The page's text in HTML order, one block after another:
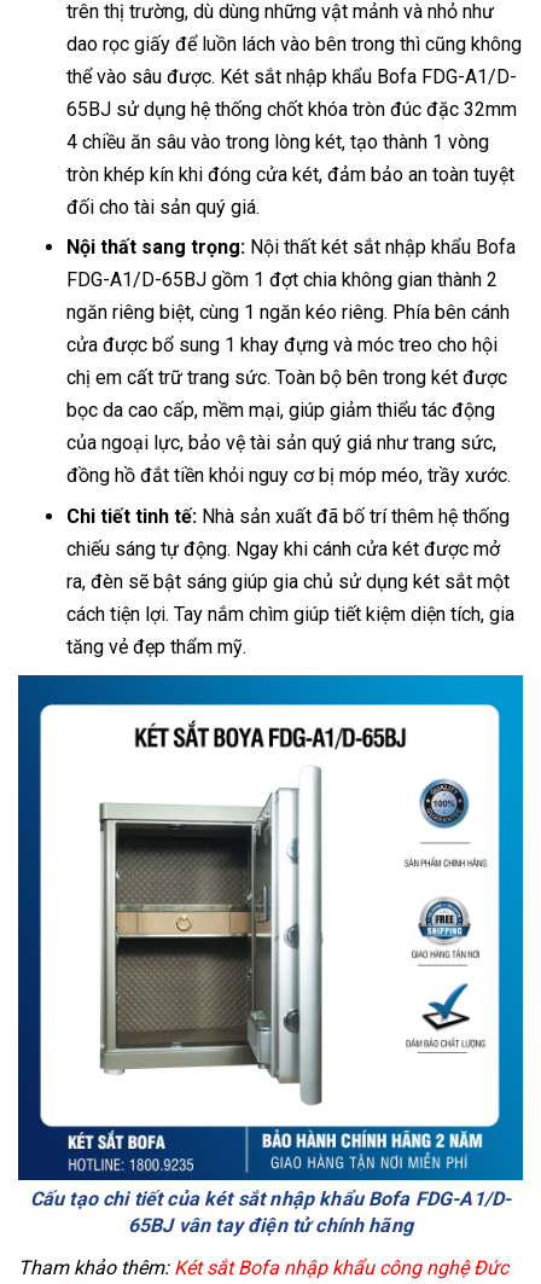
trên thị trường, dù dùng những vật mảnh và nhỏ như
dao rọc giấy để luồn lách vào bên trong thì cũng không
thể vào sâu được. Két sắt nhập khẩu Bofa FDG-A1/D-
65BJ sử dụng hệ thống chốt khóa tròn đúc đặc 32mm
4 chiều ăn sâu vào trong lòng két, tạo thành 1 vòng
tròn khép kín khi đóng cửa két, đảm bảo an toàn tuyệt
đối cho tài sản quý giá.
Nội thất sang trọng: Nội thất két sắt nhập khẩu Bofa
FDG-A1/D-65BJ gồm 1 đợt chia không gian thành 2
ngăn riêng biệt, cùng 1 ngăn kéo riêng. Phía bên cánh
cửa được bổ sung 1 khay đựng và móc treo cho hội
chị em cất trữ trang sức. Toàn bộ bên trong két được
bọc da cao cấp, mềm mại, giúp giảm thiểu tác động
của ngoại lực, bảo vệ tài sản quý giá như trang sức,
đồng hồ đắt tiền khỏi nguy cơ bị móp méo, trầy xước.
Chi tiết tinh tế: Nhà sản xuất đã bố trí thêm hệ thống
chiếu sáng tự động. Ngay khi cánh cửa két được mở
ra, đèn sẽ bật sáng giúp gia chủ sử dụng két sắt một
cách tiện lợi. Tay nắm chìm giúp tiết kiệm diện tích, gia
tăng vẻ đẹp thẩm mỹ.
Cấu tạo chi tiết của két sắt nhập khẩu Bofa FDG-A1/D-
65BJ vân tay điện tử chính hãng
Tham khảo thêm: Két sắt Bofa nhập khẩu công nghệ Đức